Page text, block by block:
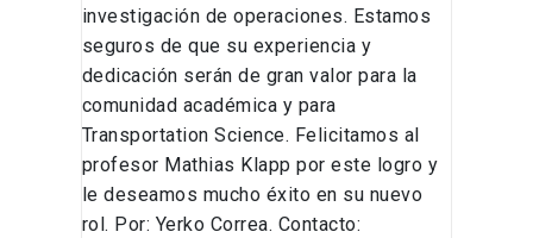
investigación de operaciones. Estamos
seguros de que su experiencia y
dedicación serán de gran valor para la
comunidad académica y para
Transportation Science. Felicitamos al
profesor Mathias Klapp por este logro y
le deseamos mucho éxito en su nuevo
rol. Por: Yerko Correa. Contacto: